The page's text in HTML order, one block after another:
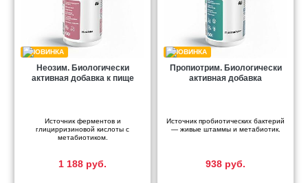
Неозим. Биологически
активная добавка к пище
Источник ферментов и
глицирризиновой кислоты с
метабиотиком.
1 188 руб.
Пропиотрим. Биологически
активная добавка
Источник пробиотических бактерий
— живые штаммы и метабиотик.
938 руб.